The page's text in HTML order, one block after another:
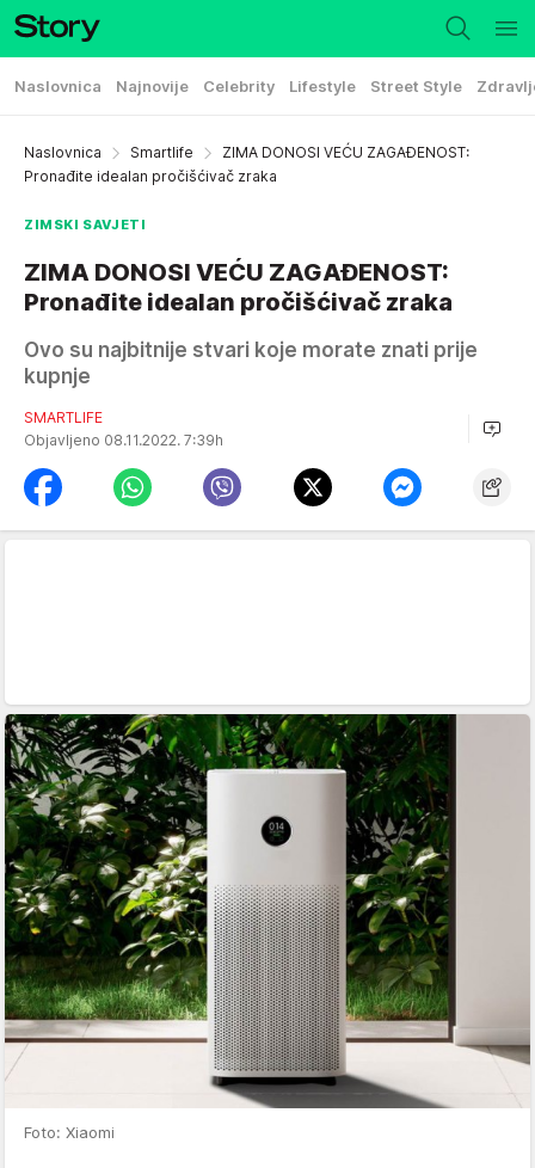
Naslovnica Najnovije Celebrity Lifestyle Street Style
Naslovnica Smartlife
ZIMA DONOSI VEĆU ZAGAĐENOST:
Pronađite idealan pročišćivač zraka
ZIMSKI SAVJETI
ZIMA DONOSI VEĆU ZAGAĐENOST:
Pronađite idealan pročišćivač zraka
Ovo su najbitnije stvari koje morate znati prije
kupnje
SMARTLIFE
Objavljeno 08.11.2022. 7:39h
Foto: Xiaomi